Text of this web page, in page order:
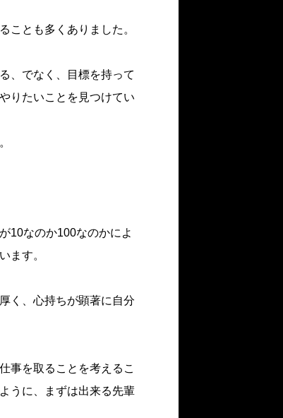
ことも多くありました。
、でなく、目標を持って
りたいことを見つけてい
10なのか100なのかによ
ます。
く、心持ちが顕著に自分
事を取ることを考えるこ
うに、まずは出来る先輩